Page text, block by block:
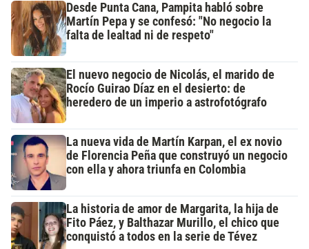
Desde Punta Cana, Pampita habló sobre
Martín Pepa y se confesó: "No negocio la
falta de lealtad ni de respeto"
El nuevo negocio de Nicolás, el marido de
Rocío Guirao Díaz en el desierto: de
heredero de un imperio a astrofotógrafo
La nueva vida de Martín Karpan, el ex novio
de Florencia Peña que construyó un negocio
con ella y ahora triunfa en Colombia
La historia de amor de Margarita, la hija de
Fito Páez, y Balthazar Murillo, el chico que
conquistó a todos en la serie de Tévez